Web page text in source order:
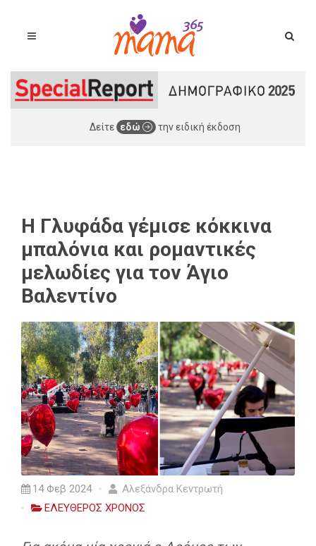
Δείτε εδώ την ειδική έκδοση
H Γλυφάδα γέμισε κόκκινα
μπαλόνια και ρομαντικές
μελωδίες για τον Άγιο
Βαλεντίνο
14 Φεβ 2024
Αλεξάνδρα Κεντρωτή
ΕΛΕΥΘΕΡΟΣ ΧΡΟΝΟΣ